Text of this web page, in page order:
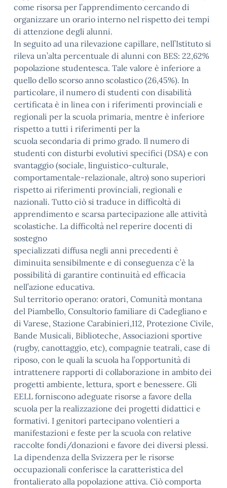
come risorsa per l’apprendimento cercando di
organizzare un orario interno nel rispetto dei tempi
di attenzione degli alunni.
In seguito ad una rilevazione capillare, nell’Istituto si
rileva un’alta percentuale di alunni con BES: 22,62%
popolazione studentesca. Tale valore è inferiore a
quello dello scorso anno scolastico (26,45%). In
particolare, il numero di studenti con disabilità
certificata è in linea con i riferimenti provinciali e
regionali per la scuola primaria, mentre è inferiore
rispetto a tutti i riferimenti per la
scuola secondaria di primo grado. Il numero di
studenti con disturbi evolutivi specifici (DSA) e con
svantaggio (sociale, linguistico-culturale,
comportamentale-relazionale, altro) sono superiori
rispetto ai riferimenti provinciali, regionali e
nazionali. Tutto ciò si traduce in difficoltà di
apprendimento e scarsa partecipazione alle attività
scolastiche. La difficoltà nel reperire docenti di
sostegno
specializzati diffusa negli anni precedenti è
diminuita sensibilmente e di conseguenza c’è la
possibilità di garantire continuità ed efficacia
nell’azione educativa.
Sul territorio operano: oratori, Comunità montana
del Piambello, Consultorio familiare di Cadegliano e
di Varese, Stazione Carabinieri,112, Protezione Civile,
Bande Musicali, Biblioteche, Associazioni sportive
(rugby, canottaggio, etc), compagnie teatrali, case di
riposo, con le quali la scuola ha l’opportunità di
intrattenere rapporti di collaborazione in ambito dei
progetti ambiente, lettura, sport e benessere. Gli
EELL forniscono adeguate risorse a favore della
scuola per la realizzazione dei progetti didattici e
formativi. I genitori partecipano volentieri a
manifestazioni e feste per la scuola con relative
raccolte fondi/donazioni e favore dei diversi plessi.
La dipendenza della Svizzera per le risorse
occupazionali conferisce la caratteristica del
frontalierato alla popolazione attiva. Ciò comporta